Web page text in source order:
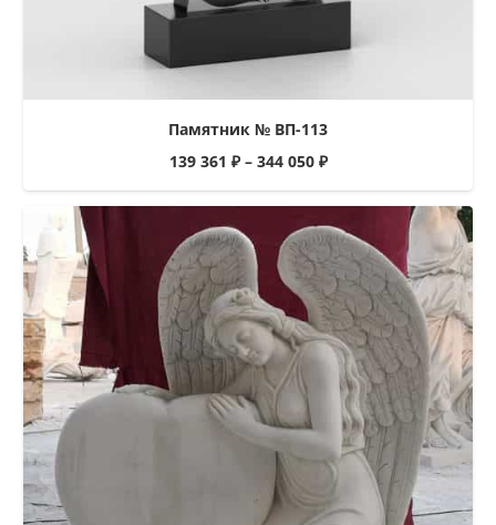
Памятник № ВП-113
139 361 ₽– 344 050 ₽